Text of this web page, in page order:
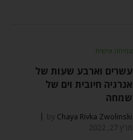
צמיחה אישית
עשרים וארבע שעות של
אנרגיה חיובית וים של
שמחה
by Chaya Rivka Zwolinski
מרץ 27, 2022